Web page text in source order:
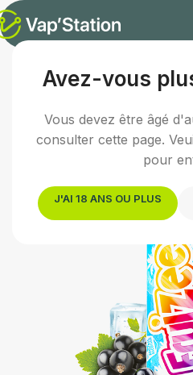
Avez-vous
Vous devez être âgé
consulter cette page.
pour
J'AI 18 ANS OU PLUS
Accueil /E-liquides/E-